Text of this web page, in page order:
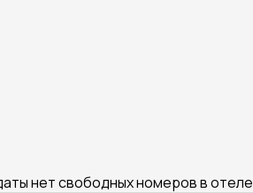
нет свободных номеров в отеле